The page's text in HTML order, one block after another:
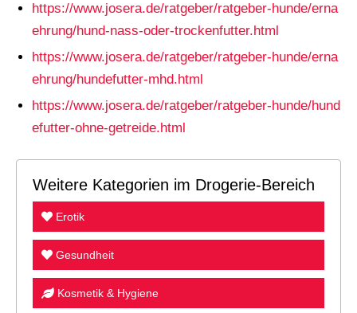
https://www.josera.de/ratgeber/ratgeber-hunde/erna
ehrung/hund-nass-oder-trockenfutter.html
https://www.josera.de/ratgeber/ratgeber-hunde/erna
ehrung/hundefutter-mhd.html
https://www.josera.de/ratgeber/ratgeber-hunde/hund
efutter-ohne-getreide.html
Weitere Kategorien im Drogerie-Bereich
Erotik
Gesundheit
Kosmetik & Hygiene